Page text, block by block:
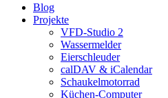
Blog
Projekte
VFD-Studio 2
Wassermelder
Eierschleuder
calDAV & iCalendar
Schaukelmotorrad
Küchen-Computer